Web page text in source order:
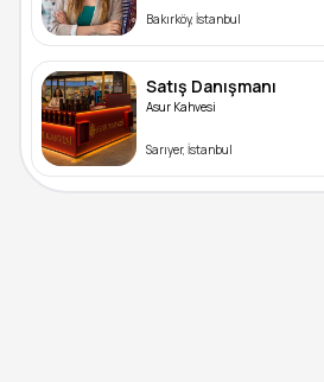
Bakırköy, İstanbul
Satış Danışmanı
Asur Kahvesi
Sarıyer, İstanbul